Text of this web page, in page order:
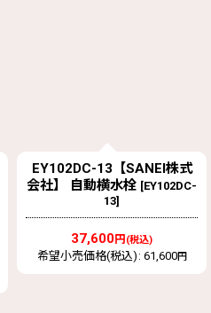
EY102DC-13【SANEI株式
会社】 自動横水栓 [EY102DC-
13]
37,600円 (税込)
希望小売価格(税込) : 61,600円